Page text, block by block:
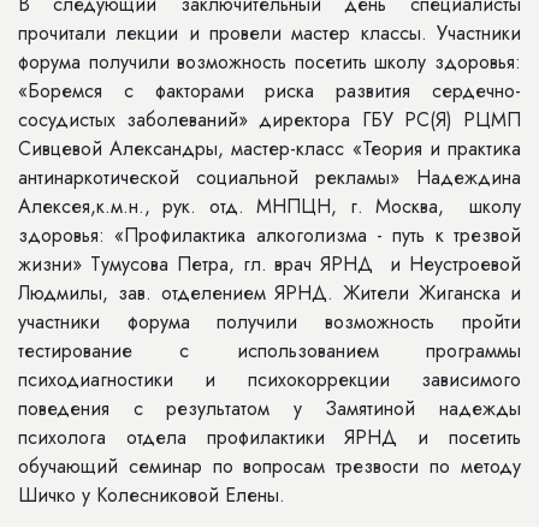
прочитали лекции и провели мастер классы. Участники
форума получили возможность посетить школу здоровья:
«Боремся с факторами риска развития сердечно-
сосудистых заболеваний» директора ГБУ РС(Я) РЦМП
Сивцевой Александры, мастер-класс «Теория и практика
антинаркотической социальной рекламы» Надеждина
Алексея,к.м.н., рук. отд. МНПЦН, г. Москва, школу
здоровья: «Профилактика алкоголизма - путь к трезвой
жизни» Тумусова Петра, гл. врач ЯРНД и Неустроевой
Людмилы, зав. отделением ЯРНД. Жители Жиганска и
участники форума получили возможность пройти
тестирование с использованием программы
психодиагностики и психокоррекции зависимого
поведения с результатом у Замятиной надежды
психолога отдела профилактики ЯРНД и посетить
обучающий семинар по вопросам трезвости по методу
Шичко у Колесниковой Елены.